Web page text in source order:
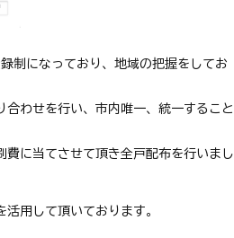
制になっており、地域の把握をしてお
合わせを行い、市内唯一、統一すること
に当てさせて頂き全戸配布を行いまし
用して頂いております。